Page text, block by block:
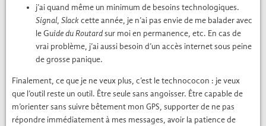
j’ai quand même un min­i­mum de besoins tech­nologiques.
Sig­nal, Slackcette année, je n’ai pas envie de me balad­er avec
le Guide du Routardsur moi en per­ma­nence, etc. En cas de
vrai prob­lème, j’ai aus­si besoin d’un accès inter­net sous peine
de grosse panique.
Finale­ment, ce que je ne veux plus, c’est le tech­no­co­con : je veux
que l’outil reste un out­il. Être seule sans angoiss­er. Être capa­ble de
m’orienter sans suiv­re bête­ment mon GPS, sup­port­er de ne pas
répon­dre immé­di­ate­ment à mes mes­sages, avoir la patience de